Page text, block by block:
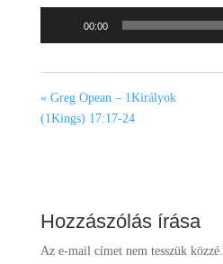
00:00
« Greg Opean – 1Királyok
(1Kings) 17:17-24
Hozzászólás írása
Az e-mail címet nem tesszük közzé.